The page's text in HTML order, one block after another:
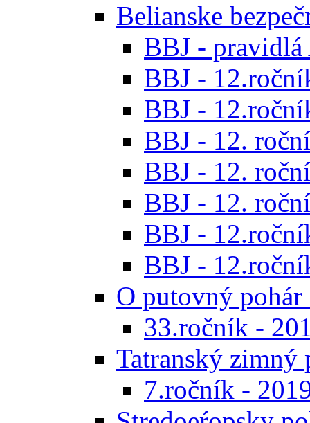
Belianske
BBJ - pravidlá
BBJ -
BBJ -
BBJ - 12.
BBJ - 12.
BBJ - 12.
BBJ -
BBJ -
O putovný
33.ročník -
Tatranský zimný
7.ročník -